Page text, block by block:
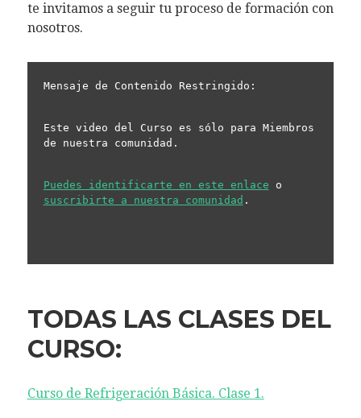
te invitamos a seguir tu proceso de formación con
nosotros.
Mensaje de Contenido Restringido:
Este video del Curso es sólo para Miembros
de nuestra comunidad.
Puedes identificarte en este enlace
suscribirte a nuestra comunidad .
TODAS LAS CLASES DEL
CURSO:
Curso de Refrigeración Básica. Clase 1.